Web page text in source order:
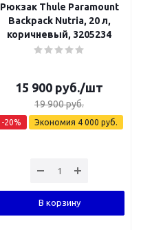
Рюкзак Thule Paramount
Backpack Nutria, 20 л,
коричневый, 3205234
15 900 руб./шт
19 900руб.
-20% Экономия 4 000 руб.
В корзину